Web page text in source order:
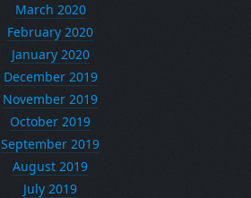
March 2020
February 2020
January 2020
December 2019
November 2019
October 2019
September 2019
August 2019
July 2019